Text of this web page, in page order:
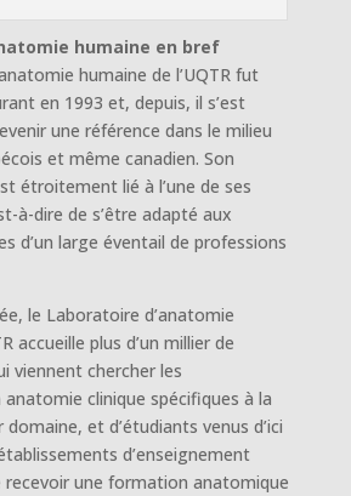
humaine en bref
humaine de l’UQTR fut
en 1993 et, depuis, il s’est
une référence dans le milieu
et même canadien. Son
étroitement lié à l’une de ses
à-dire de s’être adapté aux
d’un large éventail de professions
le Laboratoire d’anatomie
accueille plus d’un millier de
viennent chercher les
anatomie clinique spécifiques à la
et d’étudiants venus d’ici
d’enseignement
recevoir une formation anatomique